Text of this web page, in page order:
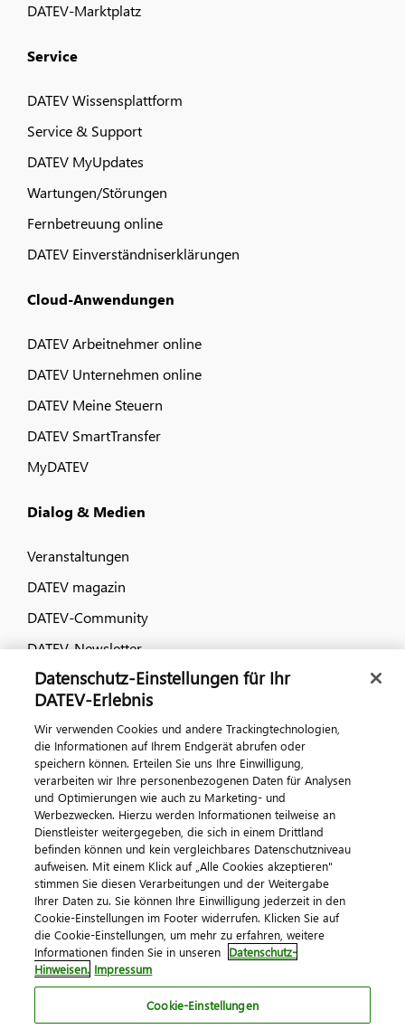
DATEV-Marktplatz
Service
DATEV Wissensplattform
Service & Support
DATEV MyUpdates
Wartungen/Störungen
Fernbetreuung online
DATEV Einverständniserklärungen
Cloud-Anwendungen
DATEV Arbeitnehmer online
DATEV Unternehmen online
DATEV Meine Steuern
DATEV SmartTransfer
MyDATEV
Dialog & Medien
Veranstaltungen
DATEV magazin
DATEV-Community
DATEV-Newsletter
Kontaktieren Sie uns
© 2026 DATEV eG
ImpressumDatenschutzAGB Kontakt
Cookie-Einstellungen
Datenschutz-Einstellungen für Ihr
DATEV-Erlebnis
Wir verwenden Cookies und andere Trackingtechnologien,
die Informationen auf Ihrem Endgerät abrufen oder
speichern können. Erteilen Sie uns Ihre Einwilligung,
verarbeiten wir Ihre personenbezogenen Daten für Analysen
und Optimierungen wie auch zu Marketing- und
Werbezwecken. Hierzu werden Informationen teilweise an
Dienstleister weitergegeben, die sich in einem Drittland
befinden können und kein vergleichbares Datenschutzniveau
aufweisen. Mit einem Klick auf „Alle Cookies akzeptieren"
stimmen Sie diesen Verarbeitungen und der Weitergabe
Ihrer Daten zu. Sie können Ihre Einwilligung jederzeit in den
Cookie-Einstellungen im Footer widerrufen. Klicken Sie auf
die Cookie-Einstellungen, um mehr zu erfahren, weitere
Informationen finden Sie in unseren Datenschutz-
Hinweisen. Impressum
Cookie-Einstellungen